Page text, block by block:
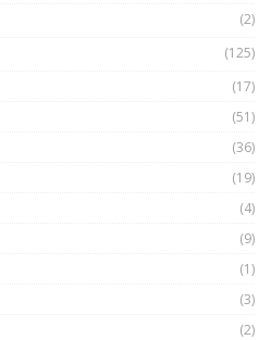
qua các cuộc chiến | Phổ cập
(2)
(125)
(17)
(51)
(36)
(19)
(4)
(9)
(1)
(3)
(2)